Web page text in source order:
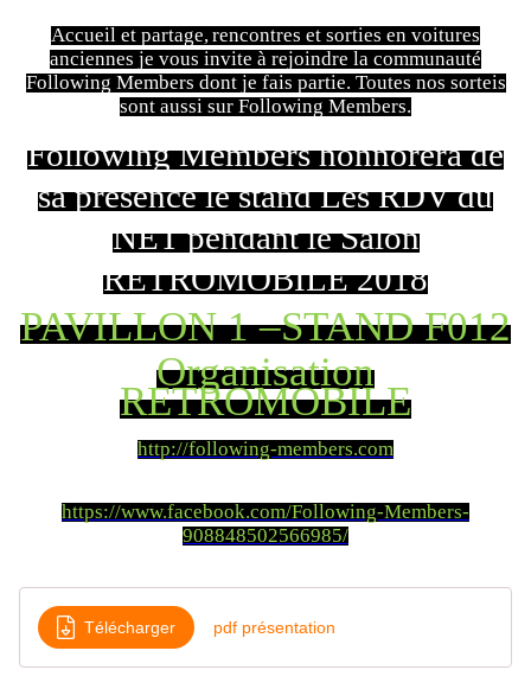
Accueil et partage,rencontres et sorties en voitures
anciennes je vous invite à rejoindre la communauté
Following Members dont je fais partie. Toutes nos sorteis
sont aussi sur Following Members.
Following Members honnorera de
sa présence le stand Les RDV du
NET pendant le Salon
RETROMOBILE 2018
PAVILLON 1 –STAND F012
Organisation
RETROMOBILE
http://following-members.com
https://www.facebook.com/Following-Members-
908848502566985/
Télécharger pdf présentation